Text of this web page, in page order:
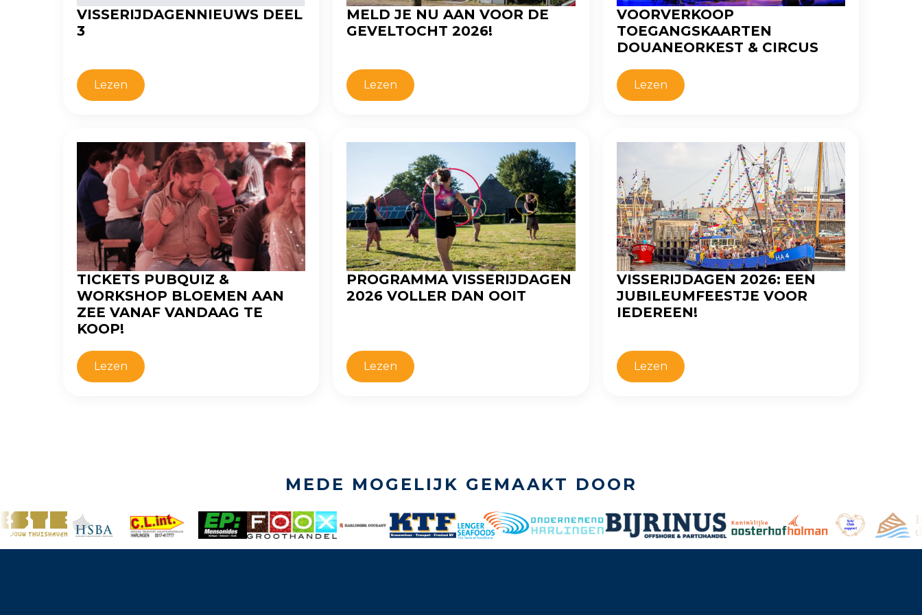
VISSERIJDAGENNIEUWS DEEL
3
Lezen
MELD JE NU AAN VOOR DE
GEVELTOCHT 2026!
Lezen
VOORVERKOOP
TOEGANGSKAARTEN
DOUANEORKEST & CIRCUS
Lezen
TICKETS PUBQUIZ &
WORKSHOP BLOEMEN AAN
ZEE VANAF VANDAAG TE
KOOP!
Lezen
PROGRAMMA VISSERIJDAGEN
2026 VOLLER DAN OOIT
Lezen
VISSERIJDAGEN 2026: EEN
JUBILEUMFEESTJE VOOR
IEDEREEN!
Lezen
MEDE MOGELIJK GEMAAKT DOOR